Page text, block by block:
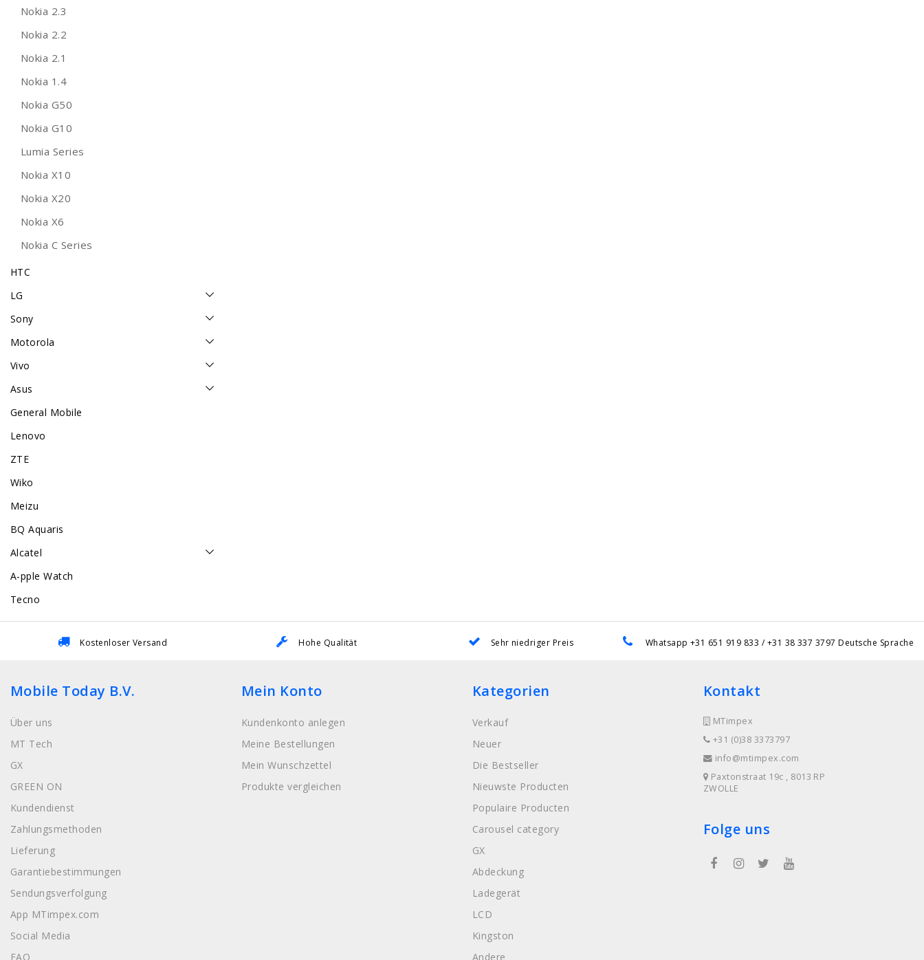
Nokia 2.3
Nokia 2.2
Nokia 2.1
Nokia 1.4
Nokia G50
Nokia G10
Lumia Series
Nokia X10
Nokia X20
Nokia X6
Nokia C Series
HTC
LG
Sony
Motorola
Vivo
Asus
General Mobile
Lenovo
ZTE
Wiko
Meizu
BQ Aquaris
Alcatel
A-pple Watch
Tecno
Kostenloser Versand Hohe Qualität Sehr niedriger Preis Whatsapp +31 651 919 833 / +31 38 337 3797 Deutsche Sprache
Mobile Today B.V.
Über uns
MT Tech
GX
GREEN ON
Kundendienst
Zahlungsmethoden
Lieferung
Garantiebestimmungen
Sendungsverfolgung
App MTimpex.com
Social Media
FAQ
Mein Konto
Kundenkonto anlegen
Meine Bestellungen
Mein Wunschzettel
Produkte vergleichen
Kategorien
Verkauf
Neuer
Die Bestseller
Nieuwste Producten
Populaire Producten
Carousel category
GX
Abdeckung
Ladegerät
LCD
Kingston
Andere
Kontakt
MTimpex
+31 (0)38 3373797
info@mtimpex.com
Paxtonstraat 19c , 8013 RP
ZWOLLE
Folge uns